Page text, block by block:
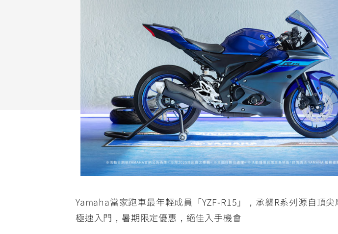
YZF-R3
YZF-R15
150
MT-03
251~549
AUGUR
150
FORCE 2.0
150
RS NEO
125
Yamaha當家跑車最年輕成員「YZF-R15」，承襲R系列源自頂
極速入門，暑期限定優惠，絕佳入手機會